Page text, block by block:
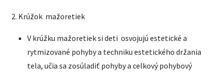
2. Krúžok mažoretiek
V krúžku mažoretiek si deti osvojujú estetické a
rytmizované pohyby a techniku estetického držania
tela, učia sa zosúladiť pohyby a celkový pohybový